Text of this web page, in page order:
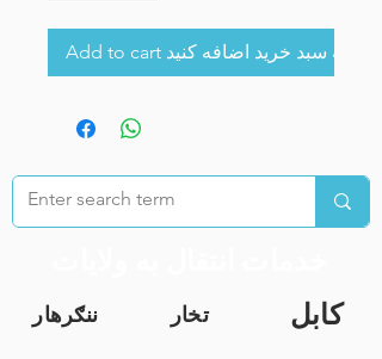
Add to cart به سبد خرید اضافه کنید
ننګرهار تخار کابل